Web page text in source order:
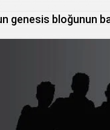
genesis bloğunun